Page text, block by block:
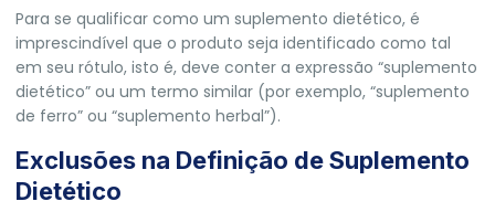
Para se qualificar como um suplemento dietético, é
imprescindível que o produto seja identificado como tal
em seu rótulo, isto é, deve conter a expressão “suplemento
dietético” ou um termo similar (por exemplo, “suplemento
de ferro” ou “suplemento herbal”).
Exclusões na Definição de Suplemento
Dietético